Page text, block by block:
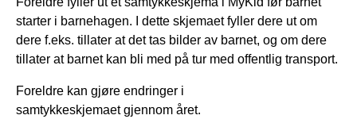
starter i barnehagen. I dette skjemaet fyller dere ut om
dere f.eks. tillater at det tas bilder av barnet, og om dere
tillater at barnet kan bli med på tur med offentlig transport.
Foreldre kan gjøre endringer i
samtykkeskjemaet gjennom året.